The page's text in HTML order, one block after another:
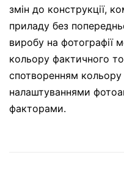
змін до конструкції,
приладу без
виробу на фотографії
кольору фактичного
спотворенням
налаштуваннями
факторами.